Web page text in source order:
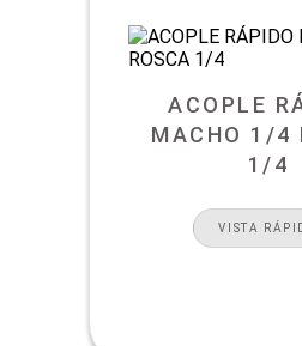
ACOPLE
MACHO 1/4
1/4
VISTA